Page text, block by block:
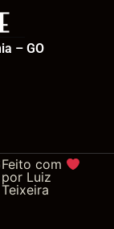
– GO
Feito com
por Luiz
Teixeira